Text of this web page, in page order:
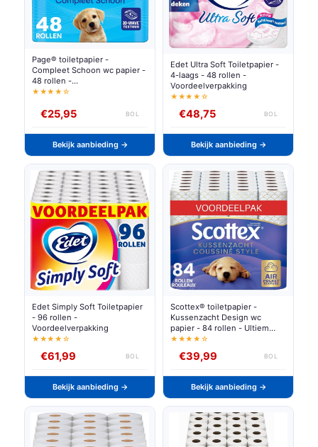
Page® toiletpapier -
Compleet Schoon wc papier -
48 rollen -
Voordeelverpakking
★★★★☆
€25,95 BOL
Bekijk aanbieding →
Edet Ultra Soft Toiletpapier -
4-laags - 48 rollen -
Voordeelverpakking
★★★★☆
€48,75 BOL
Bekijk aanbieding →
Edet Simply Soft Toiletpapier
- 96 rollen -
Voordeelverpakking
★★★★☆
€61,99 BOL
Bekijk aanbieding →
Scottex® toiletpapier -
Kussenzacht Design wc
papier - 84 rollen - Ultiem
comfort - Voordeelverpakking
★★★★☆
€39,99 BOL
Bekijk aanbieding →